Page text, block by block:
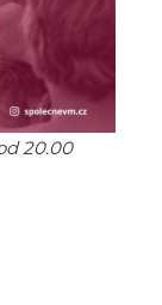
20.00